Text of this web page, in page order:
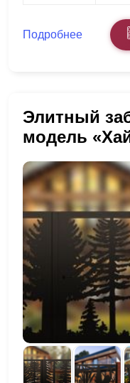
Подробнее
Элитный
модель